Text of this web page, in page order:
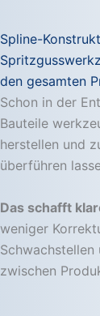
Spline-
den gesamten
Schon in der
Bauteile
herstellen und
überführen
Das schafft
weniger
zwischen